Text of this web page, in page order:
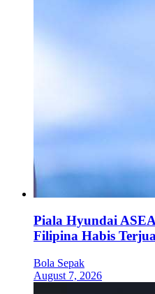
Piala Hyundai
Filipina Habis
Bola Sepak
August 7, 2026